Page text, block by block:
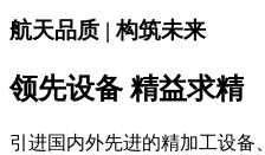
航天品质 | 构筑未来
领先设备 精益求精
引进国内外先进的精加工设备